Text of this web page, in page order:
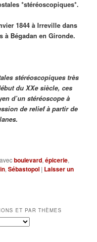
*stéréoscopiques*.
1844 à Irreville dans
à Bégadan en Gironde.
stéréoscopiques très
du XXe siècle, ces
d’un stéréoscope à
de relief à partir de
boulevard,épicerie,
,Sébastopol | Laisser un
ET PAR THÈMES